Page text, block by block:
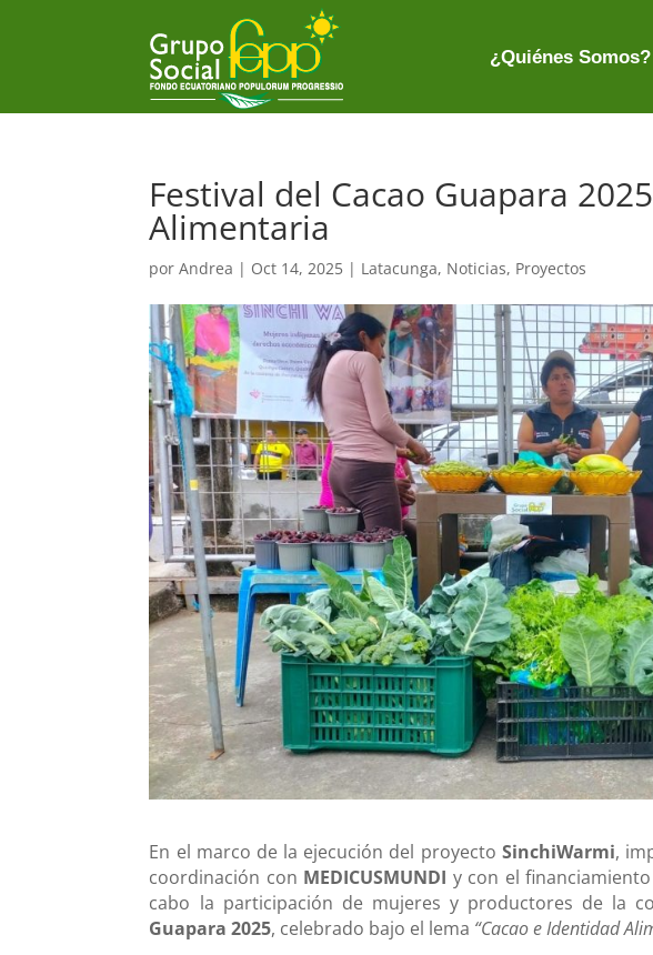
¿Quiénes Somos?
Festival del Cacao Guapara
Alimentaria
porAndrea | Oct 14, 2025 | Latacunga, Noticias, Proyectos
En el marco de la ejecución del proyecto SinchiWarmi,
coordinación con MEDICUSMUNDI y con el
cabo la participación de mujeres y productores de la
Guapara 2025, celebrado bajo el lema “Cacao e Identidad